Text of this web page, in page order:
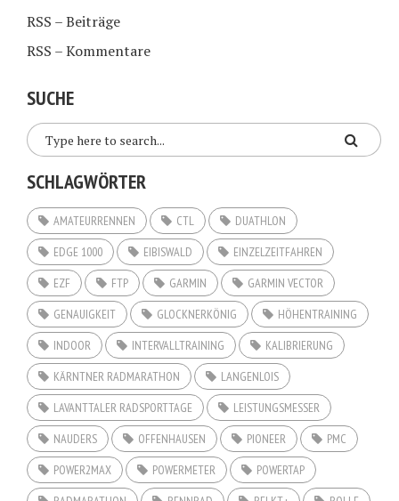
RSS – Beiträge
RSS – Kommentare
SUCHE
SCHLAGWÖRTER
AMATEURRENNEN CTL
DUATHLON
EDGE 1000
EIBISWALD
EINZELZEITFAHREN
EZF
FTP GARMIN
GARMIN VECTOR
GENAUIGKEIT
GLOCKNERKÖNIG
HÖHENTRAINING
INDOOR
INTERVALLTRAINING
KALIBRIERUNG
KÄRNTNER RADMARATHON
LANGENLOIS
LAVANTTALER RADSPORTTAGE
LEISTUNGSMESSER
NAUDERS
OFFENHAUSEN PIONEER
PMC
POWER2MAX
POWERMETER
POWERTAP